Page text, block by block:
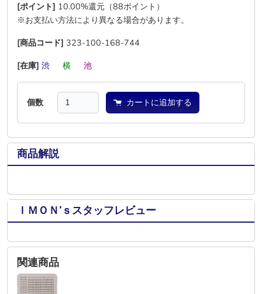
[ポイント] 10.00%還元（88ポイント）
※お支払い方法により異なる場合があります。
[商品コード] 323-100-168-744
[在庫] 渋 横 池
個数 カートに追加する
商品解説
ＩＭＯＮ’ｓスタッフレビュー
関連商品